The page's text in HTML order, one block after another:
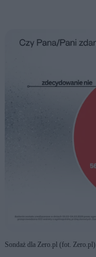
Sondaż dla Zero.pl (fot. Zero.pl)